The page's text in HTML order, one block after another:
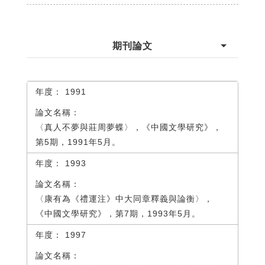
期刊論文
1991
〈真人不夢與莊周夢蝶〉，《中國文學研究》，
第5期，1991年5月。
1993
〈康有為《禮運注》中大同章釋義與論衡〉，
《中國文學研究》，第7期，1993年5月。
1997